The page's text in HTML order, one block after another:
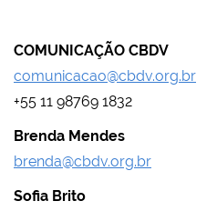
COMUNICAÇÃO CBDV
comunicacao@cbdv.org.br
+55 11 98769 1832
Brenda Mendes
brenda@cbdv.org.br
Sofia Brito